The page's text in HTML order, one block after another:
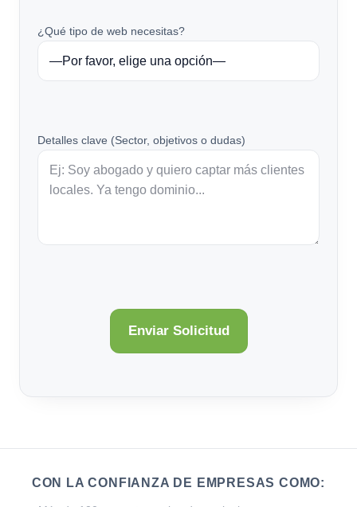
¿Qué tipo de web necesitas?
Detalles clave (Sector, objetivos o dudas)
CON LA CONFIANZA DE EMPRESAS COMO: